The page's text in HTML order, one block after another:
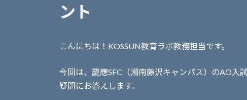
ント
こんにちは！KOSSUN教育ラボ教務担当です。
今回は、慶應SFC（湘南藤沢キャンパス）のAO入
疑問にお答えします。